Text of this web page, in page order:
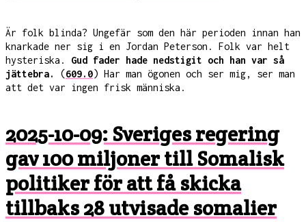
Är folk blinda? Ungefär som den här perioden innan han
knarkade ner sig i en Jordan Peterson. Folk var helt
hysteriska. Gud fader hade nedstigit och han var så
jättebra.
(609.0) Har man ögonen och ser mig, ser man
att det var ingen frisk människa.
2025-10-09: Sveriges regering
gav 100 miljoner till Somalisk
politiker för att få skicka
tillbaks 28 utvisade somalier